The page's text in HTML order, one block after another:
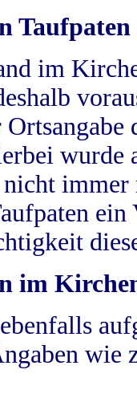
Taufpaten
im
wurde
im
wie